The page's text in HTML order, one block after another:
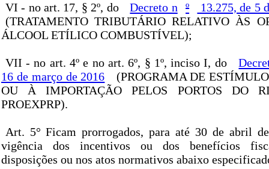
VI - no art. 17, § 2º, do Decreto n º
13.275, de 5
(TRATAMENTO TRIBUTÁRIO RELATIVO ÀS
ÁLCOOL ETÍLICO COMBUSTÍVEL);
VII - no art. 4º e no art. 6º, § 1º, inciso I, do
16 de março de 2016
(PROGRAMA DE
OU À IMPORTAÇÃO PELOS PORTOS DO
PROEXPRP).
Art. 5° Ficam prorrogados, para até 30 de abril
vigência dos incentivos ou dos benefícios
disposições ou nos atos normativos abaixo